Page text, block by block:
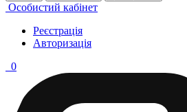
Особистий кабінет
Реєстрація
Авторизація
0